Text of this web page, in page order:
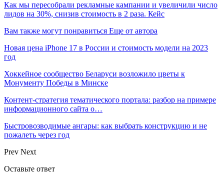
Как мы пересобрали рекламные кампании и увеличили число
лидов на 30%, снизив стоимость в 2 раза. Кейс
Вам также могут понравиться Еще от автора
Новая цена iPhone 17 в России и стоимость модели на 2023
год
Хоккейное сообщество Беларуси возложило цветы к
Монументу Победы в Минске
Контент-стратегия тематического портала: разбор на примере
информационного сайта о…
Быстровозводимые ангары: как выбрать конструкцию и не
пожалеть через год
Prev Next
Оставьте ответ